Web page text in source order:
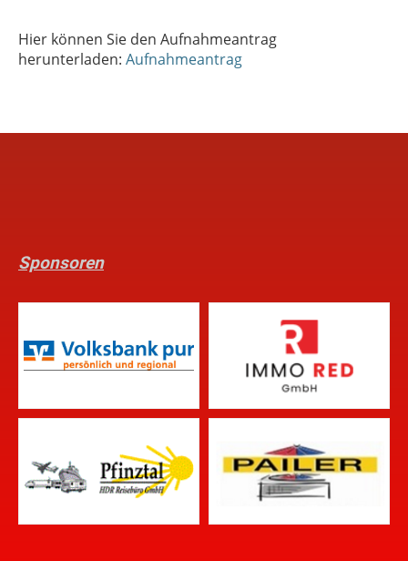
Hier können Sie den Aufnahmeantrag
herunterladen: Aufnahmeantrag
Sponsoren